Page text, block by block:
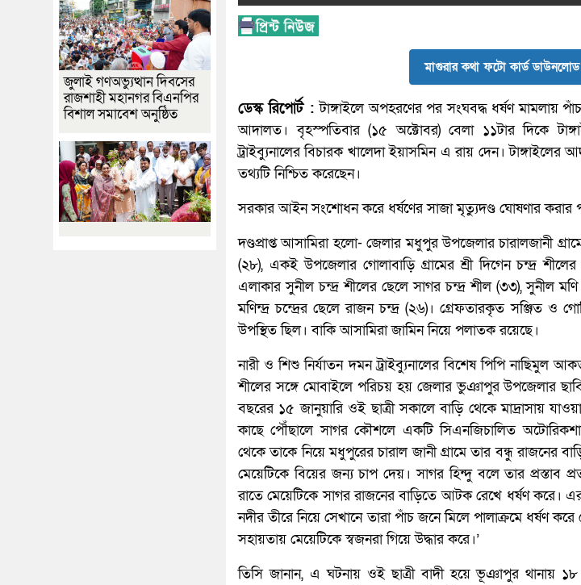
মাগুরার কথা ফটো কার্ড ডাউনলোড
ডেস্ক রিপোর্ট :টাঙ্গাইলে অপহরণের পর সংঘবদ্ধ ধর্ষণ মামলায়
আদালত। বৃহস্পতিবার (১৫ অক্টোবর) বেলা ১১টার দিকে
ট্রাইব্যুনালের বিচারক খালেদা ইয়াসমিন এ রায় দেন।
তথ্যটি নিশ্চিত করেছেন।
সরকার আইন সংশোধন করে ধর্ষণের সাজা মৃত্যুদণ্ড ঘোষণার
দণ্ডপ্রাপ্ত আসামিরা হলো- জেলার মধুপুর উপজেলার চারালজানী
(২৮), একই উপজেলার গোলাবাড়ি গ্রামের শ্রী দিগেন চন্দ্র
এলাকার সুনীল চন্দ্র শীলের ছেলে সাগর চন্দ্র শীল (৩৩), সুনীল
মণিন্দ্র চন্দ্রের ছেলে রাজন চন্দ্র (২৬)। গ্রেফতারকৃত সঞ্জিত ও
উপস্থিত ছিল। বাকি আসামিরা জামিন নিয়ে পলাতক রয়েছে।
নারী ও শিশু নির্যাতন দমন ট্রাইব্যুনালের বিশেষ পিপি নাছিমুল
শীলের সঙ্গে মোবাইলে পরিচয় হয় জেলার ভুঞাপুর উপজেলার
বছরের ১৫ জানুয়ারি ওই ছাত্রী সকালে বাড়ি থেকে মাদ্রাসায়
কাছে পৌঁছালে সাগর কৌশলে একটি সিএনজিচালিত
থেকে তাকে নিয়ে মধুপুরের চারাল জানী গ্রামে তার বন্ধু রাজনের
মেয়েটিকে বিয়ের জন্য চাপ দেয়। সাগর হিন্দু বলে তার প্রস্তাব
রাতে মেয়েটিকে সাগর রাজনের বাড়িতে আটক রেখে ধর্ষণ করে।
নদীর তীরে নিয়ে সেখানে তারা পাঁচ জনে মিলে পালাক্রমে ধর্ষণ
সহায়তায় মেয়েটিকে স্বজনরা গিয়ে উদ্ধার করে।’
তিসি জানান, এ ঘটনায় ওই ছাত্রী বাদী হয়ে ভূঞাপুর থানায় ১৮
জুলাই গণঅভ্যুত্থান দিবসের
রাজশাহী মহানগর বিএনপির
বিশাল সমাবেশ অনুষ্ঠিত